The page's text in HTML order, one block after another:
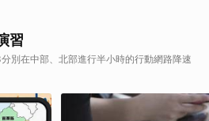
習
別在中部、北部進行半小時的行動網路降速